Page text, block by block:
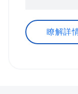
瞭解詳